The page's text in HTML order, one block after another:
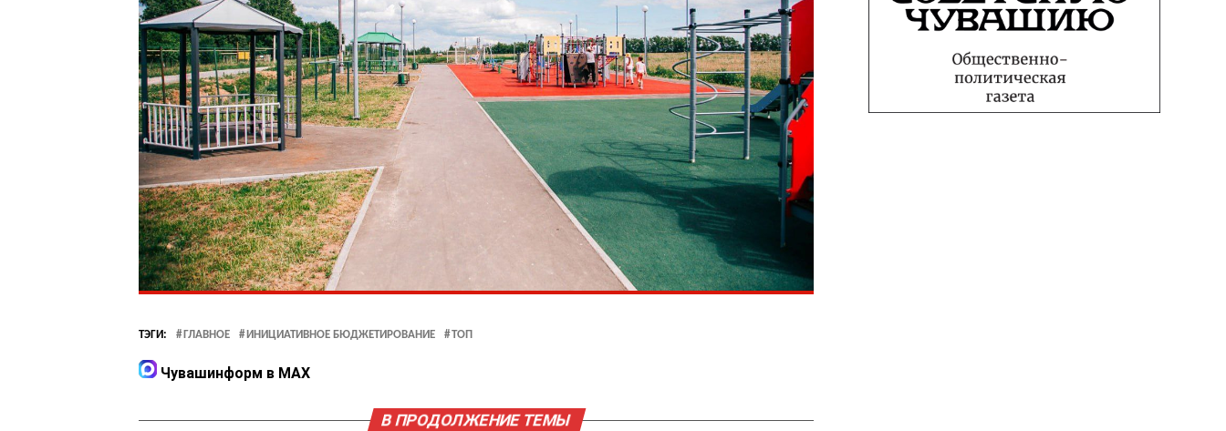
ТЭГИ: ГЛАВНОЕ ИНИЦИАТИВНОЕ БЮДЖЕТИРОВАНИЕ ТОП
Чувашинформ в MAX
В ПРОДОЛЖЕНИЕ ТЕМЫ